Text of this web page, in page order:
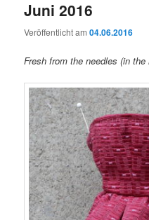
Juni 2016
Veröffentlicht am04.06.2016
Fresh from the needles (in